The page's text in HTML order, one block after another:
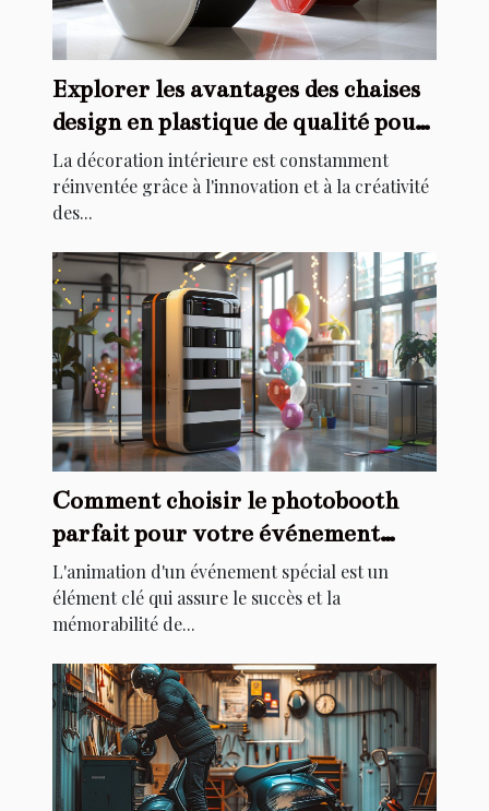
Explorer les avantages des chaises
design en plastique de qualité pour
la décoration intérieure
La décoration intérieure est constamment
réinventée grâce à l'innovation et à la créativité
des...
Comment choisir le photobooth
parfait pour votre événement
spécial
L'animation d'un événement spécial est un
élément clé qui assure le succès et la
mémorabilité de...